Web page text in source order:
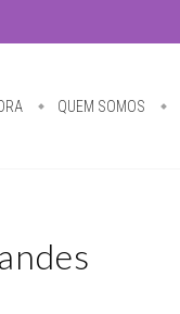
QUEM SOMOS